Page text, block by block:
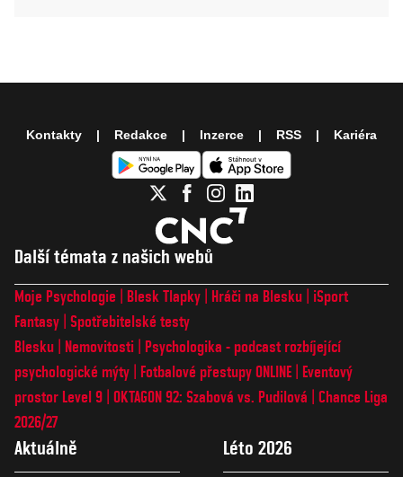
Další témata z našich webů
Moje Psychologie Blesk Tlapky Hráči na Blesku
iSport
Fantasy Spotřebitelské testy
Blesku
Nemovitosti
Psychologika - podcast rozbíjející
psychologické mýty
Fotbalové přestupy ONLINE
Eventový
prostor Level 9 OKTAGON 92: Szabová vs. Pudilová
Chance Liga
2026/27
Aktuálně Léto 2026
Kontakty Redakce Inzerce RSS Kariéra